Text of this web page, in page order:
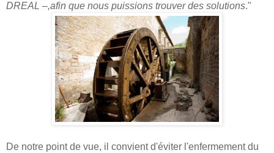
DREAL –,afin que nous puissions trouver des solutions."
De notre point de vue, il convient d'éviter l'enfermement du